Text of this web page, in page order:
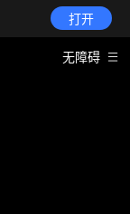
打开
无障碍